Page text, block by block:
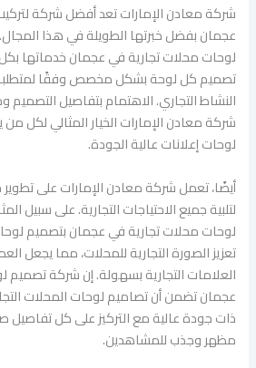
شركة معادن الإمارات تعد أفضل شركة
عجمان بفضل خبرتها الطويلة في هذا
لوحات محلات تجارية في عجمان خدماتها بكل
تصميم كل لوحة بشكل مخصص وفقًا
النشاط التجاري. الاهتمام بتفاصيل التصميم
شركة معادن الإمارات الخيار المثالي لكل
لوحات إعلانات عالية الجودة.
أيضًا، تعمل شركة معادن الإمارات على
لتلبية جميع الاحتياجات التجارية. على سبيل
لوحات محلات تجارية في عجمان بتصميم
تعزيز الصورة التجارية للمحلات، مما يجعل
العلامات التجارية بسهولة. إن شركة
عجمان تضمن أن تصاميم لوحات المحلات
ذات جودة عالية مع التركيز على كل
مظهر وجذب للمشاهدين.